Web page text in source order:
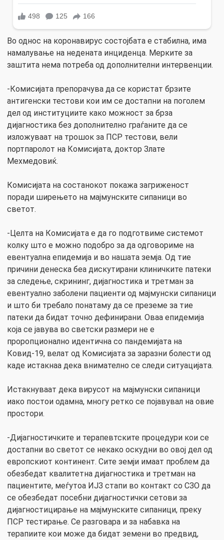
Во однос на коронавирус состојбата е стабилна, има
намалување на недената инциденца. Мерките за
заштита нема потреба од дополнителни интервенции.
-Комисијата препорачува да се користат брзите
антигенски тестови кои им се достапни на поголем
дел од институциите како можност за брза
дијагностика без дополнително граѓаните да се
изложуваат на трошок за ПСР тестови, вели
портпаролот на Комисијата, доктор Злате
Мехмедовиќ.
Комисијата на состанокот покажа загриженост
поради ширењето на мајмунските сипаници во
светот.
-Целта на Комисијата е да го подготвиме системот
колку што е можно подобро за да одговориме на
евентуална епидемија и во нашата земја. Од тие
причини денеска беа дискутирани клиничките патеки
за следење, скрининг, дијагностика и третман за
евентуално заболени пациенти од мајмунски сипаници
и што би требало понатаму да се преземе за тие
патеки да бидат точно дефинирани. Оваа епидемија
која се јавува во светски размери не е
проропционално идентична со пандемијата на
Ковид-19, велат од Комисијата за заразни болести од
каде истакнаа дека внимателно се следи ситуацијата.
Истакнуваат дека вирусот на мајмунски сипаници
иако постои одамна, многу ретко се појавувал на овие
простори.
-Дијагностичките и терапевтските процедури кои се
достапни во светот се некако оскудни во овој дел од
европскиот континент. Сите земји имаат проблем да
обезбедат квалитетна дијагностика и третман на
пациентите, меѓутоа ИЈЗ стапи во контакт со СЗО да
се обезбедат посебни дијагностички сетови за
дијагностицирање на мајмунските сипаници, преку
ПСР тестирање. Се разговара и за набавка на
терапиите кои може да бидат земени во предвид,